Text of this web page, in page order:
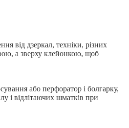
від дзеркал, техніки, різних
а зверху клейонкою, щоб
або перфоратор і болгарку,
і відлітаючих шматків при